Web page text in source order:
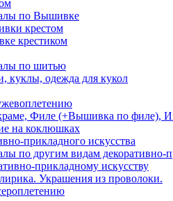
по Вышивке
крестом
крестиком
по шитью
куклы, одежда для кукол
Филе (+Вышивка по филе),
на коклюшках
прикладного искусства
по другим видам декоративно-
прикладному искусству
Украшения из проволоки.